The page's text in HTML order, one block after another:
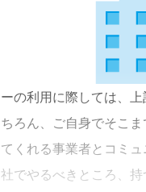
の利用に際しては、
ろん、ご自身でそこ
くれる事業者とコミ
でやるべきところ、